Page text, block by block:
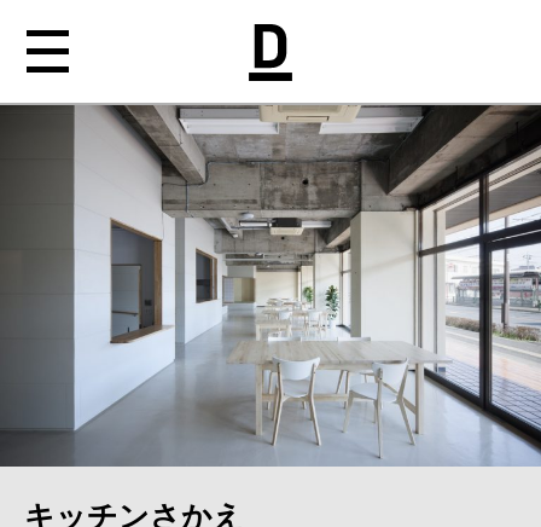
NEWS
ABOUT
WORKS
MEDIA
CONTACT
キッチンさかえ